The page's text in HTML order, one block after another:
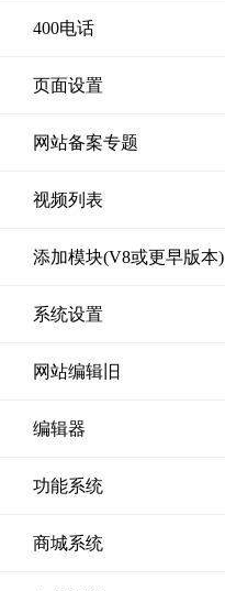
400电话
页面设置
网站备案专题
视频列表
添加模块(V8或更早版本)
系统设置
网站编辑旧
编辑器
功能系统
商城系统